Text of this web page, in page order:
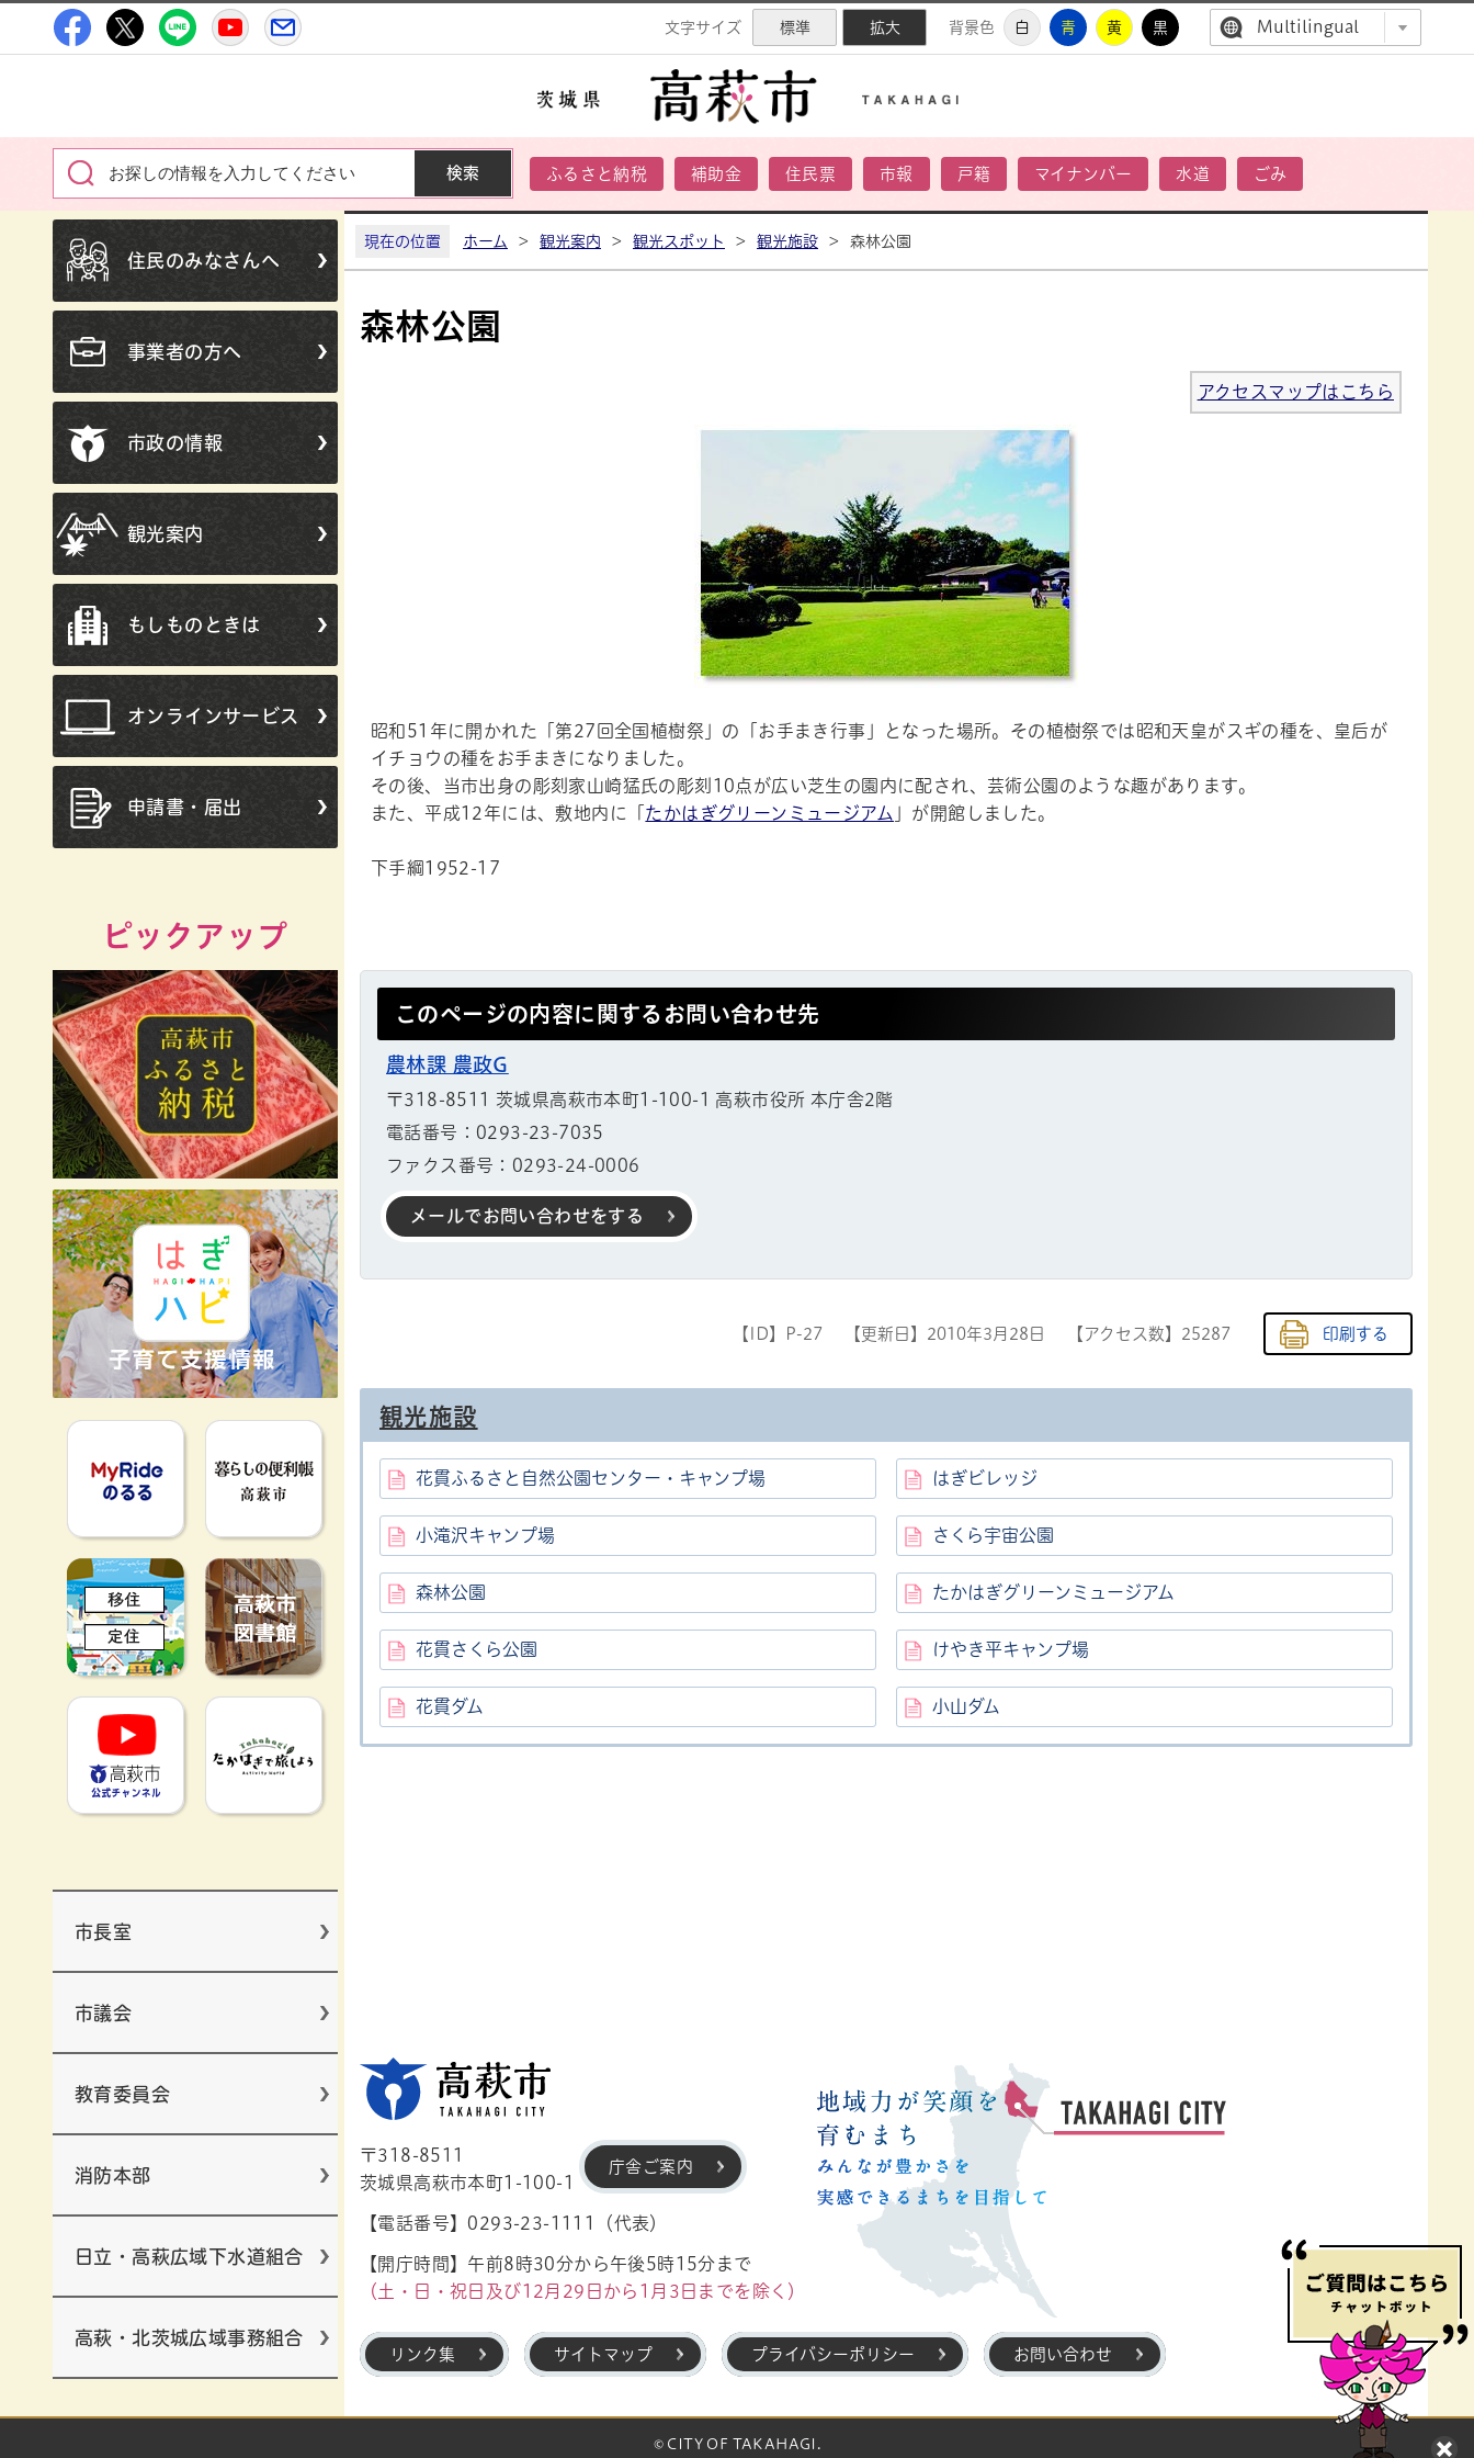
高萩市公式Facebook
高萩市公式X高萩市公式LINE
高萩市YouTube公式チャンネル 文字サイズ 標準 拡大 背景色 白 青 黄 黒 Multilingual
ふるさと納税 補助金 住民票 市報 戸籍 マイナンバー 水道 ごみ
住民のみなさんへ
事業者の方へ
市政の情報
観光案内
もしものときは
オンラインサービス
申請書・届出
ピックアップ
MyRideのるる 暮らしの便利帳
移住定住 高萩市図書館
高萩市YouTube公式チャンネル
たかはぎで旅しよう
市長室
市議会
教育委員会
消防本部
日立・高萩広域下水道組合
高萩・北茨城広域事務組合
現在の位置 ホーム > 観光案内 > 観光スポット > 観光施設 > 森林公園
森林公園
アクセスマップはこちら
昭和51年に開かれた「第27回全国植樹祭」の「お手まき行事」となった場所。その植樹祭では昭和天皇がスギの種を、皇后が
イチョウの種をお手まきになりました。
その後、当市出身の彫刻家山崎猛氏の彫刻10点が広い芝生の園内に配され、芸術公園のような趣があります。
また、平成12年には、敷地内に「 たかはぎグリーンミュージアム 」が開館しました。
下手綱1952-17
このページの内容に関するお問い合わせ先
農林課 農政G
〒318-8511 茨城県高萩市本町1-100-1 高萩市役所 本庁舎2階
電話番号：0293-23-7035
ファクス番号：0293-24-0006
メールでお問い合わせをする
【ID】 P-27 【更新日】 2010年3月28日 【アクセス数】 25287 印刷する
観光施設
花貫ふるさと自然公園センター・キャンプ場 はぎビレッジ
小滝沢キャンプ場 さくら宇宙公園
森林公園 たかはぎグリーンミュージアム
花貫さくら公園 けやき平キャンプ場
花貫ダム 小山ダム
〒318-8511
茨城県高萩市本町1-100-1
【電話番号】0293-23-1111（代表）
【開庁時間】午前8時30分から午後5時15分まで
（土・日・祝日及び12月29日から1月3日までを除く）
庁舎ご案内
リンク集 サイトマップ プライバシーポリシー お問い合わせ
© CITY OF TAKAHAGI.